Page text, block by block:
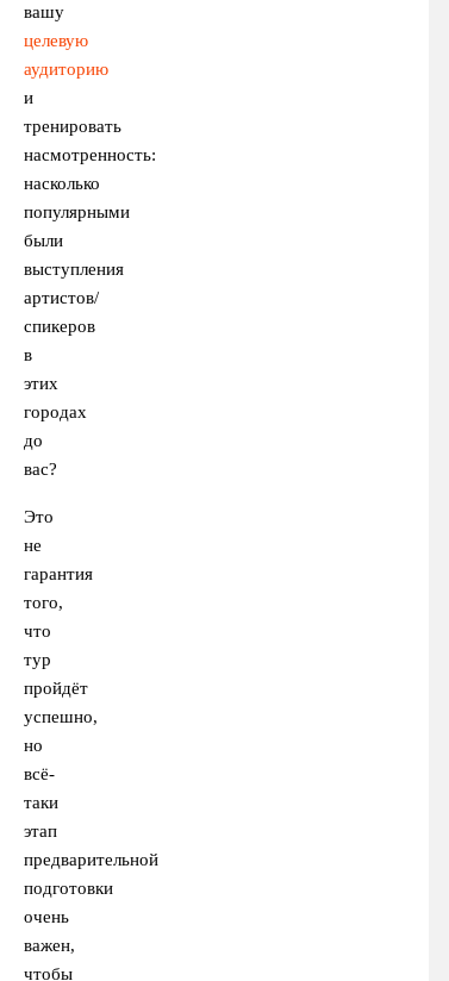
вашу
целевую
аудиторию
и
тренировать
насмотренность:
насколько
популярными
были
выступления
артистов/
спикеров
в
этих
городах
до
вас?
Это
не
гарантия
того,
что
тур
пройдёт
успешно,
но
всё-
таки
этап
предварительной
подготовки
очень
важен,
чтобы